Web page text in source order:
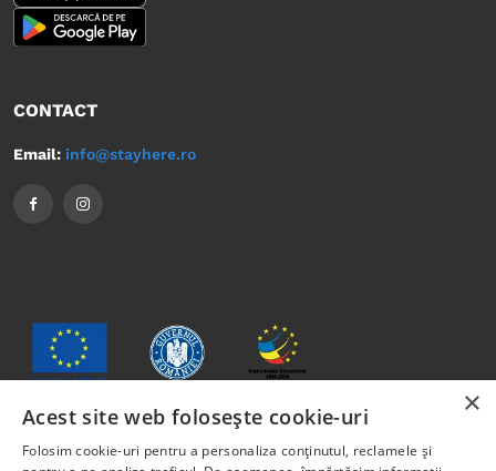
CONTACT
Email: info@stayhere.ro
Conținutul acestui material nu reprezintă în mod obligatoriu
×
Acest site web folosește cookie-uri
Folosim cookie-uri pentru a personaliza conținutul, reclamele și